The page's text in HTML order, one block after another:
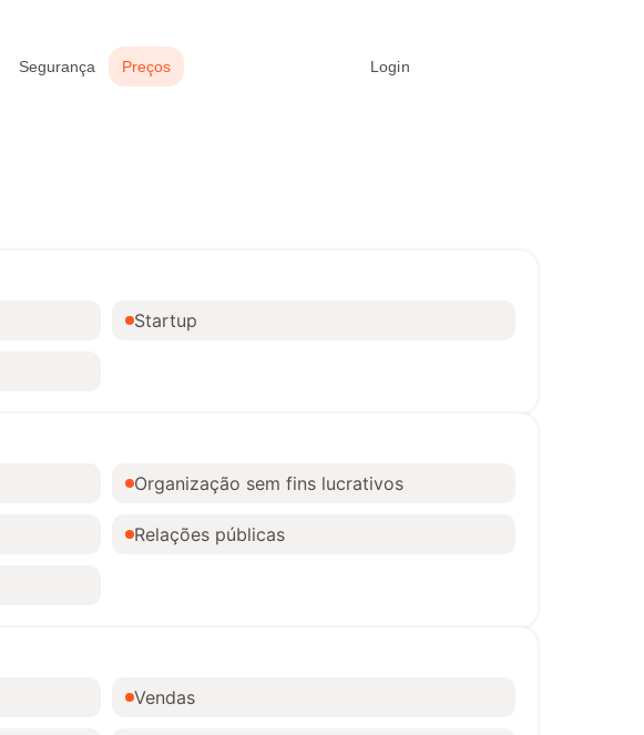
Segurança Preços Login
Startup
Organização sem fins lucrativos
Relações públicas
Vendas